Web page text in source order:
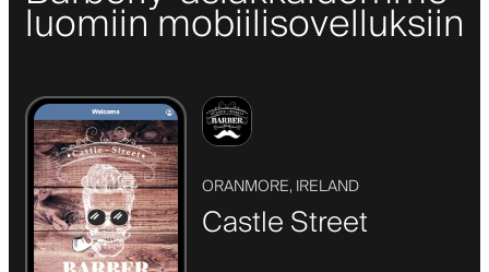
luomiin mobiilisovelluksiin
ORANMORE, IRELAND
Castle Street